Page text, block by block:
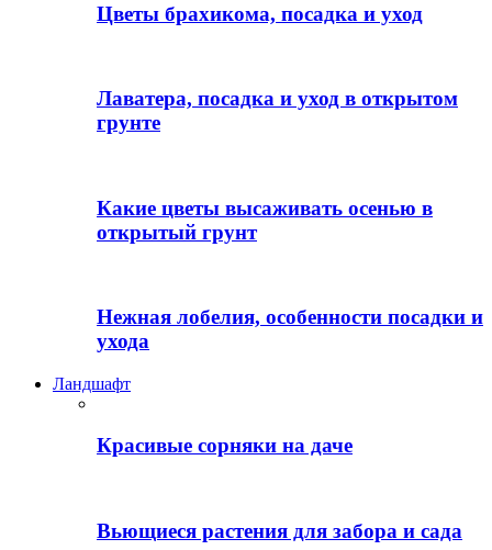
Цветы брахикома, посадка и уход
Лаватера, посадка и уход в открытом
грунте
Какие цветы высаживать осенью в
открытый грунт
Нежная лобелия, особенности посадки и
ухода
Ландшафт
Красивые сорняки на даче
Вьющиеся растения для забора и сада